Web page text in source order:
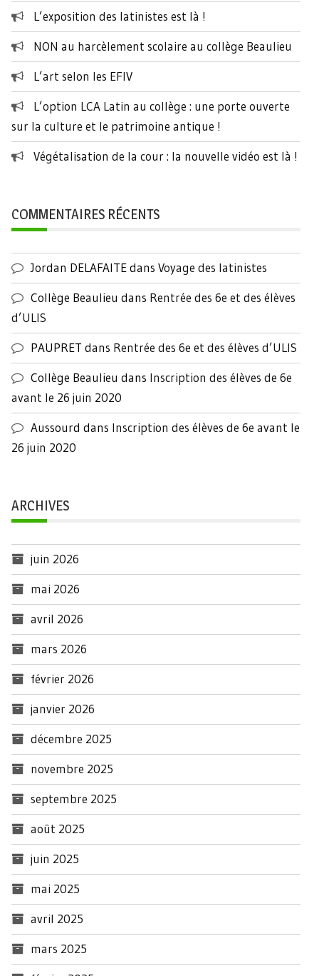
L’exposition des latinistes est là !
NON au harcèlement scolaire au collège Beaulieu
L’art selon les EFIV
L’option LCA Latin au collège : une porte ouverte
sur la culture et le patrimoine antique !
Végétalisation de la cour : la nouvelle vidéo est là !
COMMENTAIRES RÉCENTS
Jordan DELAFAITEdans Voyage des latinistes
Collège Beaulieu dans Rentrée des 6e et des élèves
d’ULIS
PAUPRET dans Rentrée des 6e et des élèves d’ULIS
Collège Beaulieu dans Inscription des élèves de 6e
avant le 26 juin 2020
Aussourd dans Inscription des élèves de 6e avant le
26 juin 2020
ARCHIVES
juin 2026
mai 2026
avril 2026
mars 2026
février 2026
janvier 2026
décembre 2025
novembre 2025
septembre 2025
août 2025
juin 2025
mai 2025
avril 2025
mars 2025